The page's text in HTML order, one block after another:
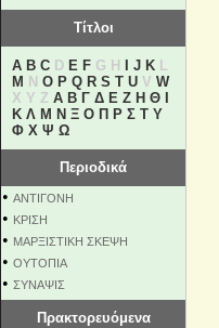
Τίτλοι
A B C D E F G H J K L
M N O P Q R S T U V W
X Y Z Α Β Γ Δ Ε Ζ Η Θ
Κ Λ Μ Ν Ξ Ο Π Ρ Σ Τ Υ
Φ Χ Ψ Ω
Περιοδικά
• ΑΝΤΙΓΟΝΗ
• ΚΡΙΣΗ
• ΜΑΡΞΙΣΤΙΚΗ ΣΚΕΨΗ
• ΟΥΤΟΠΙΑ
• ΣΥΝΑΨΙΣ
Πρακτορευόμενα